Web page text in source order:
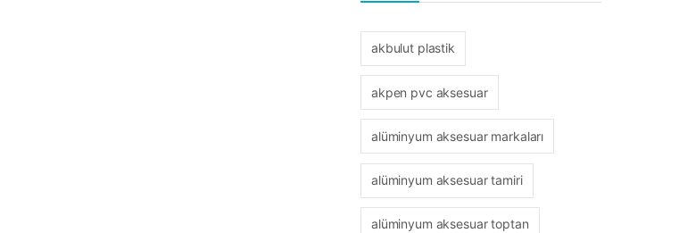
akbulut plastik
akpen pvc aksesuar
alüminyum aksesuar markaları
alüminyum aksesuar tamiri
alüminyum aksesuar toptan